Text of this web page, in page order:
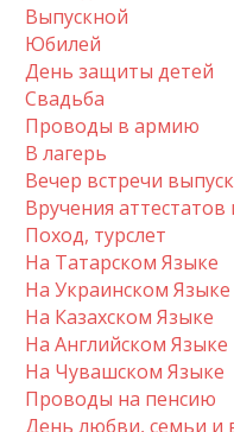
Выпускной
Юбилей
День защиты детей
Свадьба
Проводы в армию
В лагерь
Вечер встречи
Вручения
Поход, турслет
На Татарском Языке
На Украинском Языке
На Казахском Языке
На Английском Языке
На Чувашском Языке
Проводы на пенсию
День любви, семьи и